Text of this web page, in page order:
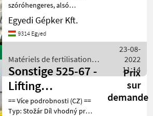
szóróhengeres, alsó
kardánhajtású eladó
Matériels de fertilisation et
irrigation Grues à fumier
Egyedi Gépker Kft.
9314 Egyed
Matériels de fertilisation et
irrigation / Sonstige
23-08-
2022
11:14
Sonstige 525-67 -
Lifting
framework/Schaufelarm/
Prix
sur
demande
== Více podrobnosti (CZ) ==
Typ: Stožár Díl vhodný pro: